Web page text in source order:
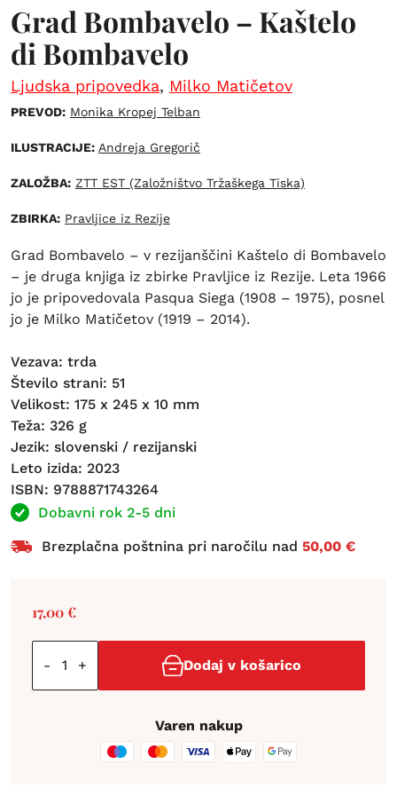
Grad Bombavelo – Kaštelo
di Bombavelo
Ljudska pripovedka, Milko Matičetov
PREVOD: Monika Kropej Telban
ILUSTRACIJE: Andreja Gregorič
ZALOŽBA: ZTT EST (Založništvo Tržaškega Tiska)
ZBIRKA: Pravljice iz Rezije
Grad Bombavelo – v rezijanščini Kaštelo di Bombavelo
– je druga knjiga iz zbirke Pravljice iz Rezije. Leta 1966
jo je pripovedovala Pasqua Siega (1908 – 1975), posnel
jo je Milko Matičetov (1919 – 2014).
Vezava: trda
Število strani: 51
Velikost: 175 x 245 x 10 mm
Teža: 326 g
Jezik: slovenski / rezijanski
Leto izida: 2023
ISBN: 9788871743264
Dobavni rok 2-5 dni
Brezplačna poštnina pri naročilu nad 50,00 €
17,00€
- + Dodaj v košarico
Varen nakup